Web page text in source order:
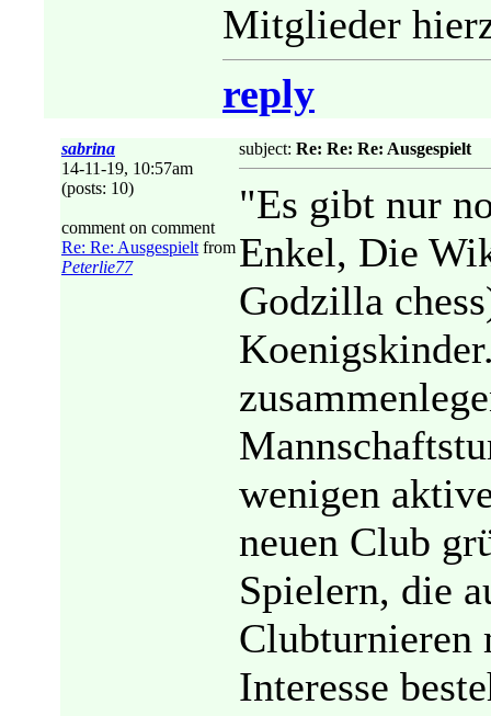
Mitglieder
reply
sabrina
14-11-19, 10:57am
(posts: 10)
comment on comment
Re: Re: Ausgespielt from
Peterlie77
subject: Re: Re: Re: Ausgespielt
"Es gibt nur
Enkel, Die
Godzilla
wenigen
neuen Club
Spielern, die
Clubturnieren
Interesse